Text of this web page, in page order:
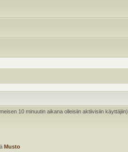
10 minuutin aikana olleisiin aktiivisiin käyttäjiin)
Musto